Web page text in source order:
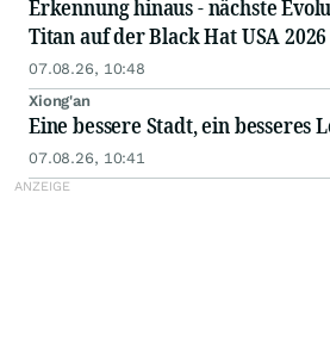
Erkennung hinaus - nächste
Titan auf der Black Hat USA
07.08.26, 10:48
Xiong'an
Eine bessere Stadt, ein besseres
07.08.26, 10:41